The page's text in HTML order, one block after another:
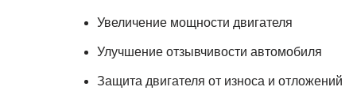
Увеличение мощности двигателя
Улучшение отзывчивости автомобиля
Защита двигателя от износа и отложений